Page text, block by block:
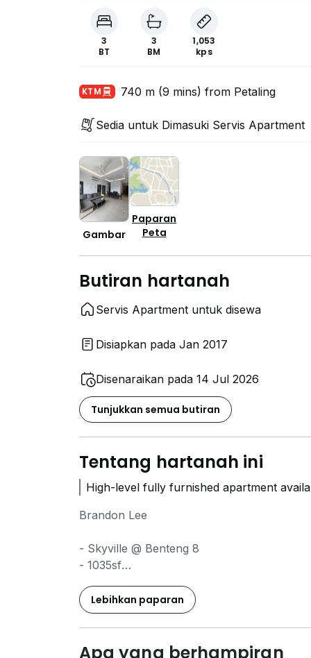
3
BT
3
BM
1,053
kps
KTM 740 m (9 mins) from Petaling
Sedia untuk Dimasuki Servis Apartment
Gambar
Paparan
Peta
Butiran hartanah
Servis Apartment untuk disewa
Disiapkan pada Jan 2017
Disenaraikan pada 14 Jul 2026
Tunjukkan semua butiran
Tentang hartanah ini
High-level fully furnished apartment
Brandon Lee
- Skyville @ Benteng 8
- 1035sf
- 3 bedrooms
- 3 bathrooms
- 1 carpark
- Rental RM2200
Lebihkan paparan
Apa yang berhampiran